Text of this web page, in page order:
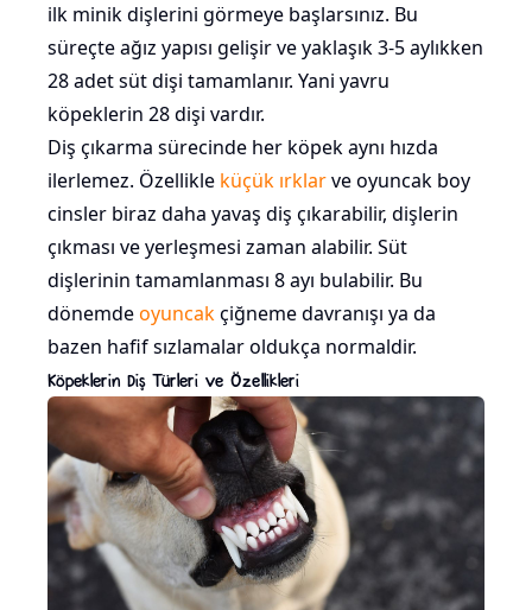
ilk minik dişlerini görmeye başlarsınız. Bu
süreçte ağız yapısı gelişir ve yaklaşık 3-5 aylıkken
28 adet süt dişi tamamlanır. Yani yavru
köpeklerin 28 dişi vardır.
Diş çıkarma sürecinde her köpek aynı hızda
ilerlemez. Özellikle küçük ırklarve oyuncak boy
cinsler biraz daha yavaş diş çıkarabilir, dişlerin
çıkması ve yerleşmesi zaman alabilir. Süt
dişlerinin tamamlanması 8 ayı bulabilir. Bu
dönemdeoyuncakçiğneme davranışı ya da
bazen hafif sızlamalar oldukça normaldir.
Köpeklerin Diş Türleri ve Özellikleri